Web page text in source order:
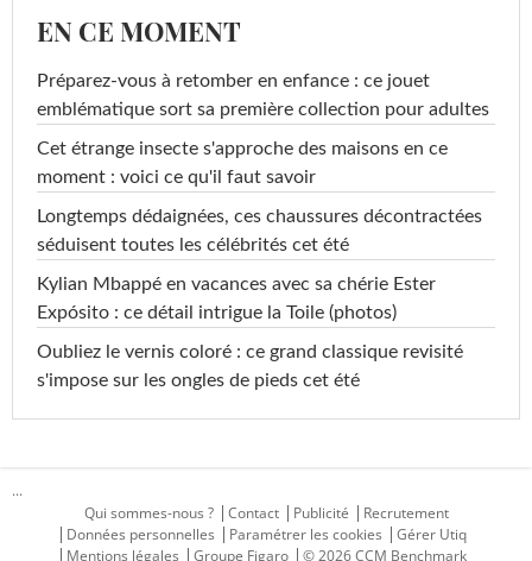
EN CE MOMENT
Préparez-vous à retomber en enfance : ce jouet
emblématique sort sa première collection pour adultes
Cet étrange insecte s'approche des maisons en ce
moment : voici ce qu'il faut savoir
Longtemps dédaignées, ces chaussures décontractées
séduisent toutes les célébrités cet été
Kylian Mbappé en vacances avec sa chérie Ester
Expósito : ce détail intrigue la Toile (photos)
Oubliez le vernis coloré : ce grand classique revisité
s'impose sur les ongles de pieds cet été
...
Qui sommes-nous ?
Contact Publicité
Recrutement
Données personnelles
Paramétrer les cookies
Gérer Utiq
Mentions légales
Groupe Figaro © 2026 CCM Benchmark